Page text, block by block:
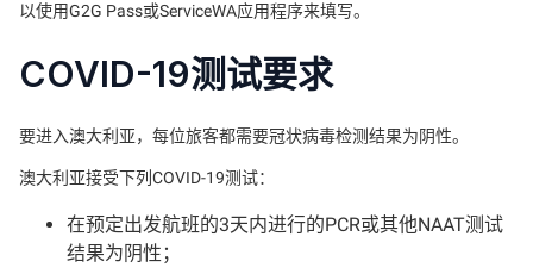
以使用G2G Pass或ServiceWA应用程序来填写。
COVID-19测试要求
要进入澳大利亚，每位旅客都需要冠状病毒检测结果为阴性。
澳大利亚接受下列COVID-19测试：
在预定出发航班的3天内进行的PCR或其他NAAT测试
结果为阴性；